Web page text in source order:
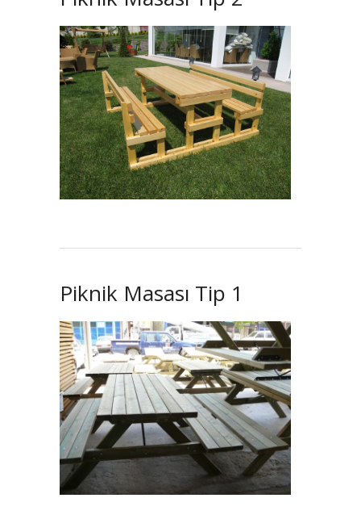
Piknik Masası Tip 1